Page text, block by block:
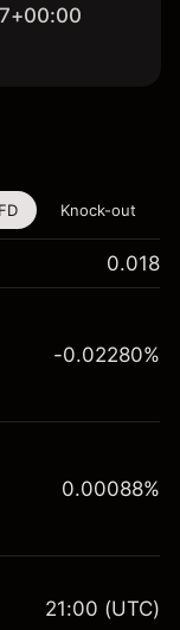
είναι
CFDs
Knock-out
0.018
A$1,000.00
-0.02280%
0.00088%
21:00 (UTC)